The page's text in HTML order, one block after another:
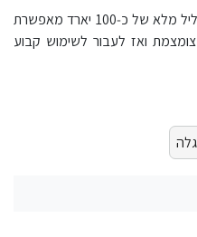
האפשרות לרכוש גם לפי מטר וגם בגליל מלא של כ‑100 יארד מאפשרת
ואז לעבור לשימוש קבוע